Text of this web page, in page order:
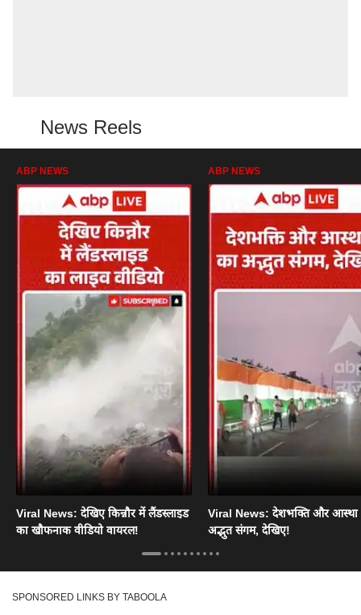
News Reels
ABP NEWS
Viral News: देखिए किन्नौर में लैंडस्लाइड
का खौफनाक वीडियो वायरल!
ABP NEWS
Viral News: देशभक्ति और आस्था
अद्भुत संगम, देखिए!
SPONSORED LINKS BY TABOOLA